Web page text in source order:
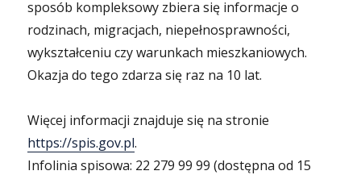
sposób kompleksowy zbiera się informacje o
rodzinach, migracjach, niepełnosprawności,
wykształceniu czy warunkach mieszkaniowych.
Okazja do tego zdarza się raz na 10 lat.
Więcej informacji znajduje się na stronie
https://spis.gov.pl.
Infolinia spisowa: 22 279 99 99 (dostępna od 15